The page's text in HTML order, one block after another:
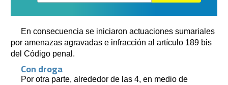
En consecuencia se iniciaron actuaciones sumariales
por amenazas agravadas e infracción al artículo 189 bis
del Código penal.
Con droga
Por otra parte, alrededor de las 4, en medio de